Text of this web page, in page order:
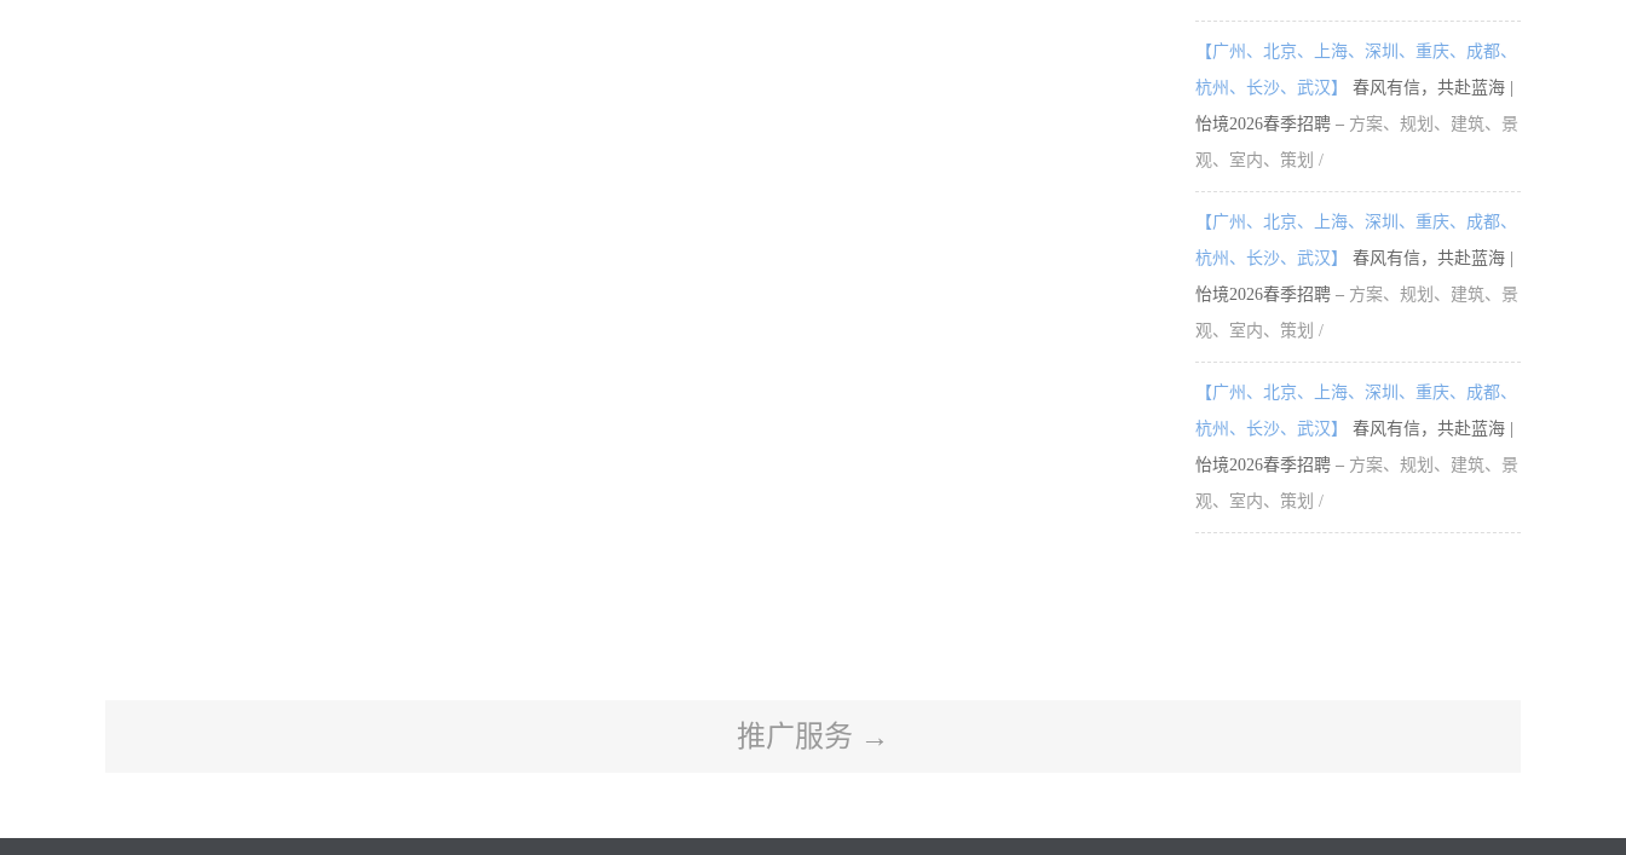
【广州、北京、上海、深圳、重庆、成都、
杭州、长沙、武汉】
春风有信，共赴蓝海 |
怡境2026春季招聘 – 方案、规划、建筑、景
观、室内、策划 /
【广州、北京、上海、深圳、重庆、成都、
杭州、长沙、武汉】
春风有信，共赴蓝海 |
怡境2026春季招聘 – 方案、规划、建筑、景
观、室内、策划 /
【广州、北京、上海、深圳、重庆、成都、
杭州、长沙、武汉】
春风有信，共赴蓝海 |
怡境2026春季招聘 – 方案、规划、建筑、景
观、室内、策划 /
推广服务 →